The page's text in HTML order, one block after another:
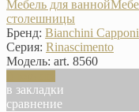
Мебель для ванной
столешницы
Бренд: Bianchini Capponi
Серия: Rinascimento
Модель: art. 8560
в закладки
сравнение